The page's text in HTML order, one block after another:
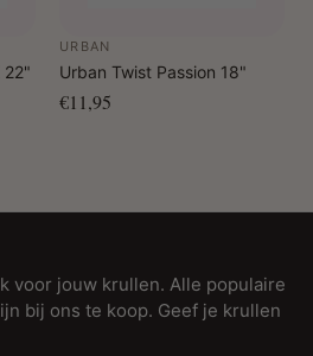
22"
URBAN
Urban Twist Passion 18"
€11,95
voor jouw krullen. Alle populaire
bij ons te koop. Geef je krullen